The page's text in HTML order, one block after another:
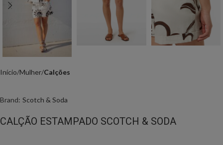
Início Mulher Calções
Brand: Scotch & Soda
CALÇÃO ESTAMPADO SCOTCH & SODA